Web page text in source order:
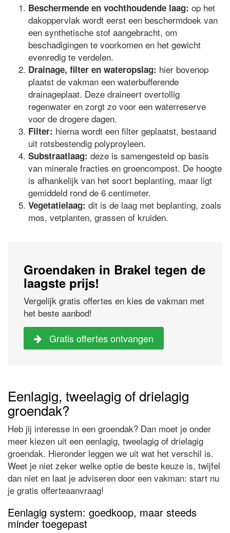
Beschermende en vochthoudende laag: op het
dakoppervlak wordt eerst een beschermdoek van
een synthetische stof aangebracht, om
beschadigingen te voorkomen en het gewicht
evenredig te verdelen.
Drainage, filter en wateropslag: hier bovenop
plaatst de vakman een waterbufferende
drainageplaat. Deze draineert overtollig
regenwater en zorgt zo voor een waterreserve
voor de drogere dagen.
Filter: hierna wordt een filter geplaatst, bestaand
uit rotsbestendig polyproyleen.
Substraatlaag: deze is samengesteld op basis
van minerale fracties en groencompost. De hoogte
is afhankelijk van het soort beplanting, maar ligt
gemiddeld rond de 6 centimeter.
Vegetatielaag: dit is de laag met beplanting, zoals
mos, vetplanten, grassen of kruiden.
Groendaken in Brakel tegen de
laagste prijs!
Vergelijk gratis offertes en kies de vakman met
het beste aanbod!
Gratis offertes ontvangen
Eenlagig, tweelagig of drielagig
groendak?
Heb jij interesse in een groendak? Dan moet je onder
meer kiezen uit een eenlagig, tweelagig of drielagig
groendak. Hieronder leggen we uit wat het verschil is.
Weet je niet zeker welke optie de beste keuze is, twijfel
dan niet en laat je adviseren door een vakman: start nu
je gratis offerteaanvraag!
Eenlagig system: goedkoop, maar steeds
minder toegepast